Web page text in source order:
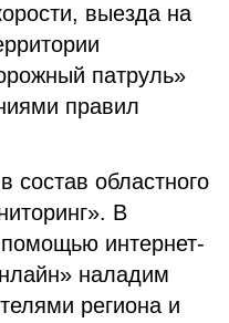
выезда на
патруль»
правил
областного
В
интернет-
наладим
региона и